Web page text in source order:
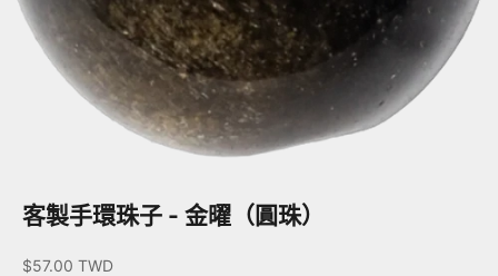
客製手環珠子 - 金曜（圓珠）
促銷價
$57.00 TWD